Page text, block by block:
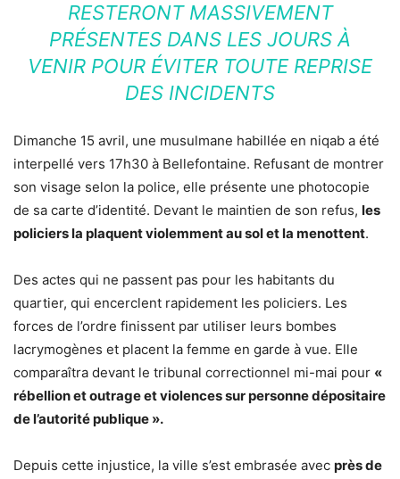
RESTERONT MASSIVEMENT
PRÉSENTES DANS LES JOURS À
VENIR POUR ÉVITER TOUTE REPRISE
DES INCIDENTS
Dimanche 15 avril, une musulmane habillée en niqab a été
interpellé vers 17h30 à Bellefontaine. Refusant de montrer
son visage selon la police, elle présente une photocopie
de sa carte d’identité. Devant le maintien de son refus, les
policiers la plaquent violemment au sol et la menottent.
Des actes qui ne passent pas pour les habitants du
quartier, qui encerclent rapidement les policiers. Les
forces de l’ordre finissent par utiliser leurs bombes
lacrymogènes et placent la femme en garde à vue. Elle
comparaîtra devant le tribunal correctionnel mi-mai pour «
rébellion et outrage et violences sur personne dépositaire
de l’autorité publique ».
Depuis cette injustice, la ville s’est embrasée avec près de